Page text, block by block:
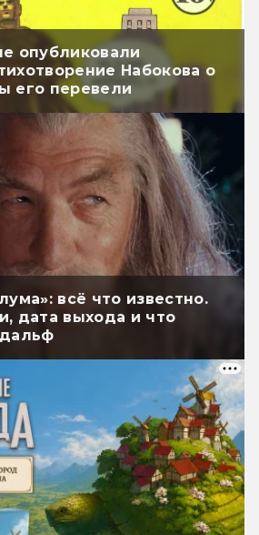
опубликовали
Набокова о
его перевели
всё что известно.
дата выхода и что